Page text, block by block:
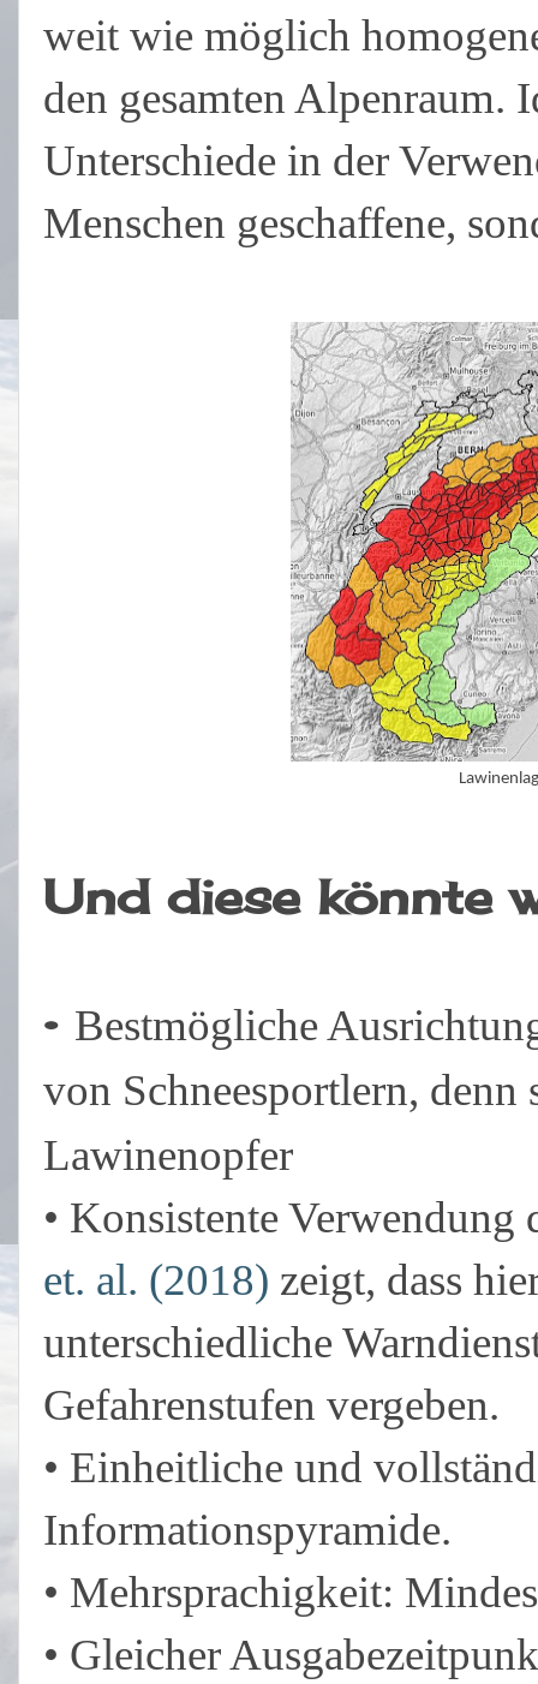
weit wie möglich
den gesamten Alpenraum.
Unterschiede in der
Menschen geschaffene,
Und diese könnte
• Bestmögliche
von Schneesportlern,
Lawinenopfer
• Konsistente
et. al. (2018) zeigt, dass
unterschiedliche
Gefahrenstufen vergeben.
• Einheitliche und
Informationspyramide.
• Mehrsprachigkeit:
• Gleicher